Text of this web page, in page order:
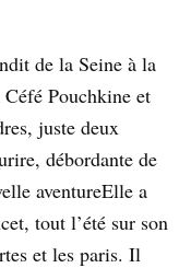
de la Seine à la
Pouchkine et
juste deux
débordante de
aventureElle a
tout l’été sur son
et les paris. Il